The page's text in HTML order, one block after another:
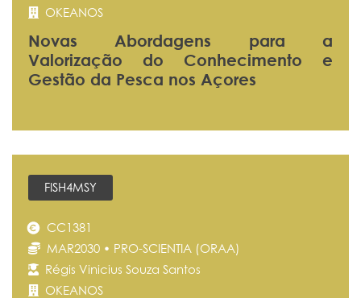
OKEANOS
Novas Abordagens para a
Valorização do Conhecimento e
Gestão da Pesca nos Açores
FISH4MSY
CC1381
MAR2030 • PRO-SCIENTIA (ORAA)
Régis Vinicius Souza Santos
OKEANOS